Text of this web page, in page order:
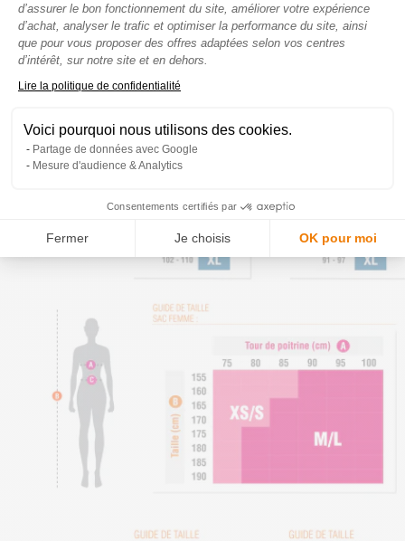
d’assurer le bon fonctionnement du site, améliorer votre expérience
d’achat, analyser le trafic et optimiser la performance du site, ainsi
que pour vous proposer des offres adaptées selon vos centres
d’intérêt, sur notre site et en dehors.
Lire la politique de confidentialité
Voici pourquoi nous utilisons des cookies.
Partage de données avec Google
Mesure d'audience & Analytics
Consentements certifiés par
Fermer Je choisis OK pour moi
Axeptio consent